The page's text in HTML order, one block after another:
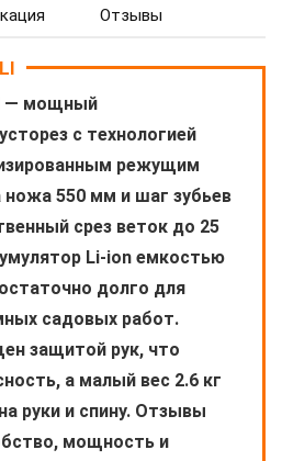
Отзывы
— мощный
с технологией
режущим
550 мм и шаг зубьев
срез веток до 25
Li-ion емкостью
долго для
садовых работ.
защитой рук, что
а малый вес 2.6 кг
руки и спину. Отзывы
мощность и